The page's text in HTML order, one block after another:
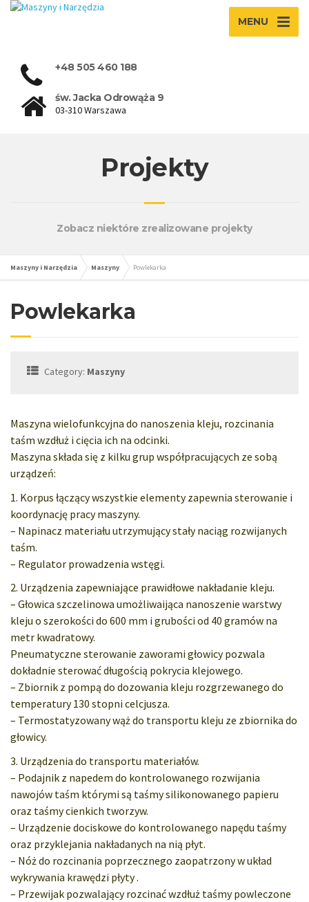
MENU
+48 505 460 188
św. Jacka Odrowąża 9
03-310 Warszawa
Projekty
Zobacz niektóre zrealizowane projekty
Maszyny i Narzędzia Maszyny Powlekarka
Powlekarka
Category: Maszyny
Maszyna wielofunkcyjna do nanoszenia kleju, rozcinania
taśm wzdłuż i cięcia ich na odcinki.
Maszyna składa się z kilku grup współpracujących ze sobą
urządzeń:
1. Korpus łączący wszystkie elementy zapewnia sterowanie i
koordynację pracy maszyny.
– Napinacz materiału utrzymujący stały naciąg rozwijanych
taśm.
– Regulator prowadzenia wstęgi.
2. Urządzenia zapewniające prawidłowe nakładanie kleju.
– Głowica szczelinowa umożliwaijąca nanoszenie warstwy
kleju o szerokości do 600 mm i grubości od 40 gramów na
metr kwadratowy.
Pneumatyczne sterowanie zaworami głowicy pozwala
dokładnie sterować długością pokrycia klejowego.
– Zbiornik z pompą do dozowania kleju rozgrzewanego do
temperatury 130 stopni celcjusza.
– Termostatyzowany wąż do transportu kleju ze zbiornika do
głowicy.
3. Urządzenia do transportu materiałów.
– Podajnik z napedem do kontrolowanego rozwijania
nawojów taśm którymi są taśmy silikonowanego papieru
oraz taśmy cienkich tworzyw.
– Urządzenie dociskowe do kontrolowanego napędu taśmy
oraz przyklejania nakładanych na nią płyt.
– Nóż do rozcinania poprzecznego zaopatrzony w układ
wykrywania krawędzi płyty .
– Przewijak pozwalający rozcinać wzdłuż taśmy powleczone